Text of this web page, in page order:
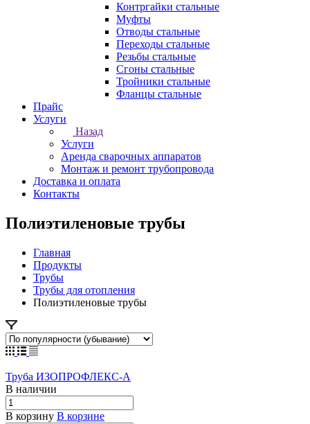
Контргайки стальные
Муфты
Отводы стальные
Переходы стальные
Резьбы стальные
Сгоны стальные
Тройники стальные
Фланцы стальные
Прайс
Услуги
Назад
Услуги
Аренда сварочных аппаратов
Монтаж и ремонт трубопровода
Доставка и оплата
Контакты
Полиэтиленовые трубы
Главная
Продукты
Трубы
Трубы для отопления
Полиэтиленовые трубы
Труба ИЗОПРОФЛЕКС-А
В наличии
В корзину В корзине